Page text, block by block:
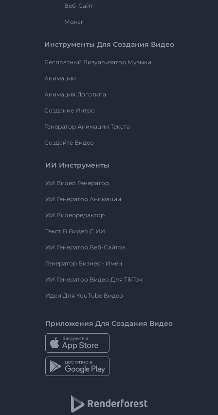
Веб-Сайт
Мокап
Инструменты Для Создания Видео
Бесплатный Визуализатор Музыки
Анимации
Анимация Логотипа
Создание Интро
Генератор Анимации Текста
Создайте Видео
ИИ Инструменты
ИИ Видео Генератор
ИИ Генератор Анимации
ИИ Видеоредактор
Текст В Видео С ИИ
ИИ Генератор Веб-Сайтов
Генератор Бизнес - Имён
ИИ Генератор Видео Для TikTok
Идеи Для YouTube Видео
Приложения Для Создания Видео